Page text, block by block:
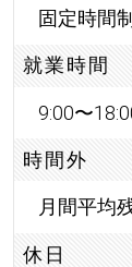
固定時間
就業時間
9:00〜
時間外
月間平均
休日